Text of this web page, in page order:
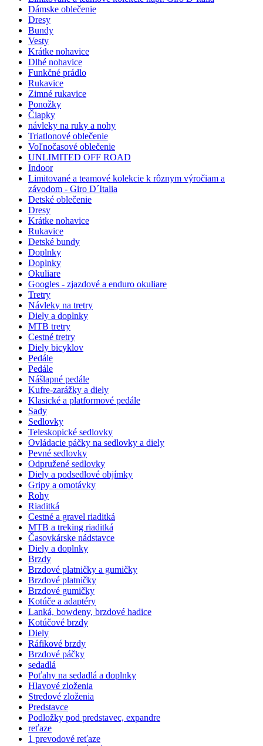
Dámske oblečenie
Dresy
Bundy
Vesty
Krátke nohavice
Dlhé nohavice
Funkčné prádlo
Rukavice
Zimné rukavice
Ponožky
Čiapky
návleky na ruky a nohy
Triatlonové oblečenie
Voľnočasové oblečenie
UNLIMITED OFF ROAD
Indoor
Limitované a teamové kolekcie k rôznym výročiam a
závodom - Giro D´Italia
Detské oblečenie
Dresy
Krátke nohavice
Rukavice
Detské bundy
Doplnky
Doplnky
Okuliare
Googles - zjazdové a enduro okuliare
Tretry
Návleky na tretry
Diely a doplnky
MTB tretry
Cestné tretry
Diely bicyklov
Pedále
Pedále
Nášlapné pedále
Kufre-zarážky a diely
Klasické a platformové pedále
Sady
Sedlovky
Teleskopické sedlovky
Ovládacie páčky na sedlovky a diely
Pevné sedlovky
Odpružené sedlovky
Diely a podsedlové objímky
Gripy a omotávky
Rohy
Riaditká
Cestné a gravel riaditká
MTB a treking riaditká
Časovkárske nádstavce
Diely a doplnky
Brzdy
Brzdové platničky a gumičky
Brzdové platničky
Brzdové gumičky
Kotúče a adaptéry
Lanká, bowdeny, brzdové hadice
Kotúčové brzdy
Diely
Ráfikové brzdy
Brzdové páčky
sedadlá
Poťahy na sedadlá a doplnky
Hlavové zloženia
Stredové zloženia
Predstavce
Podložky pod predstavec, expandre
reťaze
1 prevodové reťaze